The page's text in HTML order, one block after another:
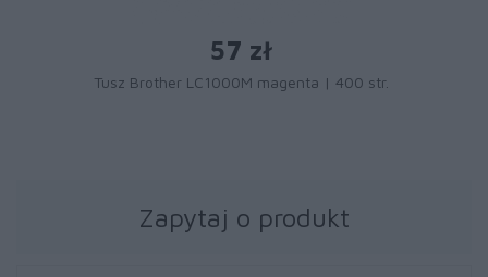
57 zł
Tusz Brother LC1000M magenta | 400 str.
Zapytaj o produkt